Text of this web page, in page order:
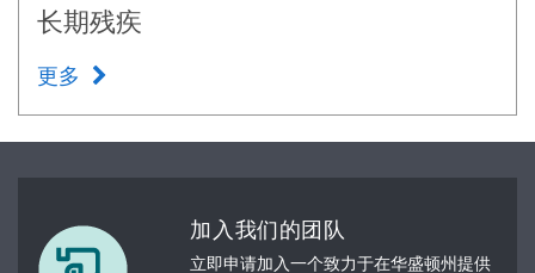
长期残疾
更多
加入我们的团队
立即申请加入一个致力于在华盛顿州提供